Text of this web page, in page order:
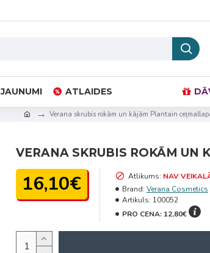
JAUNUMI ATLAIDES
Verana skrubis rokām un kājām Plantain
VERANA SKRUBIS ROKĀM UN
16,10€ Atlikums: NAV
Brand: Verana Cosmetics
Artikuls: 100052
PRO CENA: 12,80€